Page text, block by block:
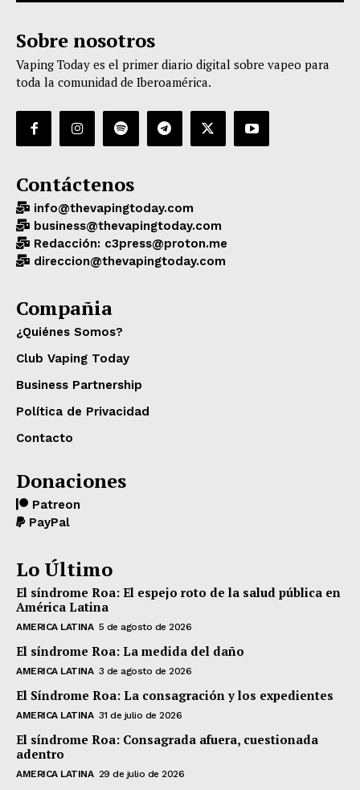
Sobre nosotros
Vaping Today es el primer diario digital sobre vapeo para
toda la comunidad de Iberoamérica.
Contáctenos
info@thevapingtoday.com
business@thevapingtoday.com
Redacción: c3press@proton.me
direccion@thevapingtoday.com
Compañia
¿Quiénes Somos?
Club Vaping Today
Business Partnership
Política de Privacidad
Contacto
Donaciones
Patreon
PayPal
Lo Último
El síndrome Roa: El espejo roto de la salud pública en
América Latina
AMERICA LATINA 5 de agosto de 2026
El síndrome Roa: La medida del daño
AMERICA LATINA 3 de agosto de 2026
El Síndrome Roa: La consagración y los expedientes
AMERICA LATINA 31 de julio de 2026
El síndrome Roa: Consagrada afuera, cuestionada
adentro
AMERICA LATINA 29 de julio de 2026